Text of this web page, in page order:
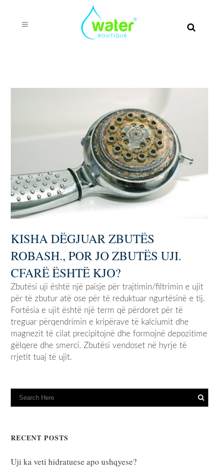
KISHA DËGJUAR ZBUTËS
ROBASH., POR JO ZBUTËS UJI.
CFARË ËSHTË KJO?
Zbutësi uji është një paisje për trajtimin/filtrimin e ujit
për të zbutur atë ose për të reduktuar ngurtësinë e tij.
Fortësia e ujit është një term që përdoret për të
treguar përqendrimin e kripërave të kalciumit dhe
magnezit të cilat precipitojnë dhe formojnë depozitime
gëlqere dhe smerci. Zbutësi vendoset në hyrje të
rrjetit tuaj të ujit.
RECENT POSTS
Uji ka veti hidratuese apo ushqyese?